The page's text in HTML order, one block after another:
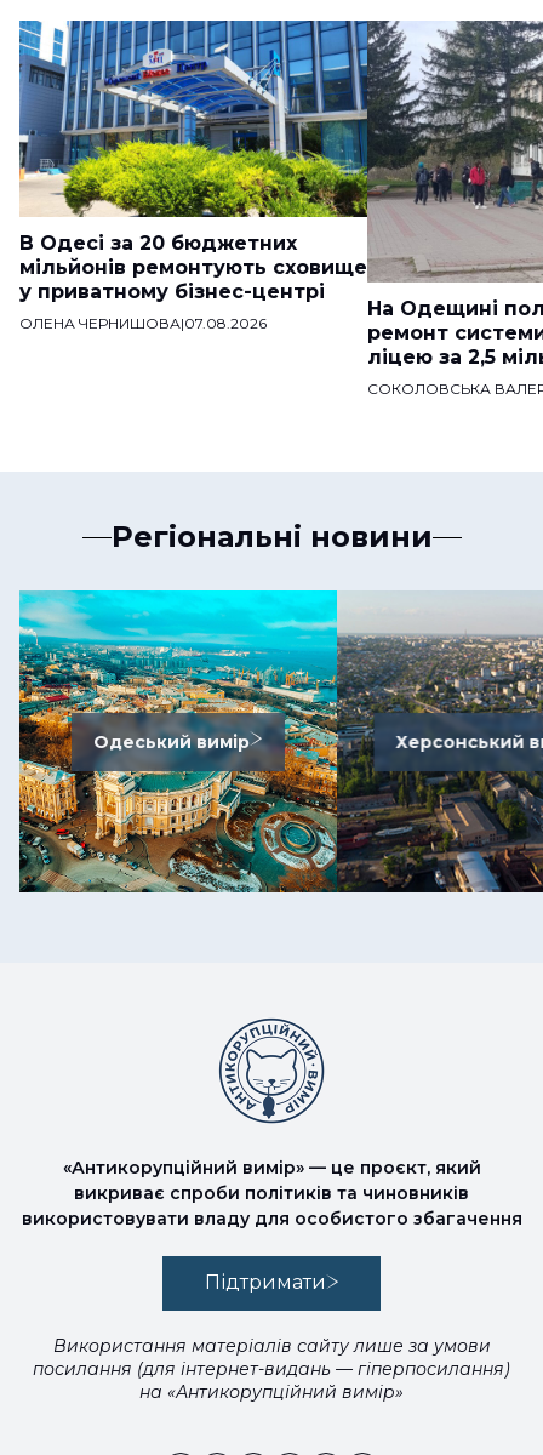
В Одесі за 20 бюджетних
мільйонів ремонтують сховище
у приватному бізнес-центрі
ОЛЕНА ЧЕРНИШОВА|07.08.2026
На Одещині
ремонт
ліцею за 2,5
СОКОЛОВСЬКА
Регіональні новини
Одеський вимір Херсонський
«Антикорупційний вимір» — це проєкт, який
викриває спроби політиків та чиновників
використовувати владу для особистого збагачення
Підтримати
Використання матеріалів сайту лише за умови
посилання (для інтернет-видань — гіперпосилання)
на «Антикорупційний вимір»